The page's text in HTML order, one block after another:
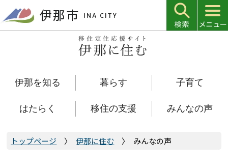
の
ペ
伊那を知る 暮らす 子育て
はたらく 移住の支援 みんなの声
トップページ 伊那に住む みんなの声